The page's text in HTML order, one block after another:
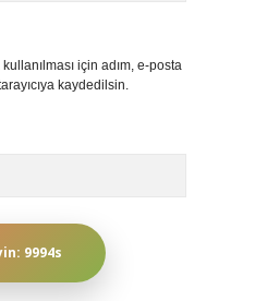
için adım, e-posta
kaydedilsin.